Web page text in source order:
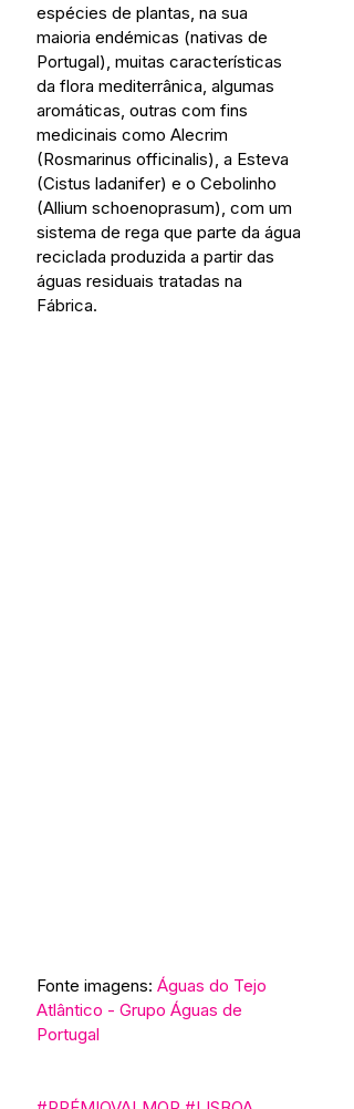
espécies de plantas, na sua
maioria endémicas (nativas de
Portugal), muitas características
da flora mediterrânica, algumas
aromáticas, outras com fins
medicinais como Alecrim
(Rosmarinus officinalis), a Esteva
(Cistus ladanifer) e o Cebolinho
(Allium schoenoprasum), com um
sistema de rega que parte da água
reciclada produzida a partir das
águas residuais tratadas na
Fábrica.
Fonte imagens: Águas do Tejo
Atlântico - Grupo Águas de
Portugal